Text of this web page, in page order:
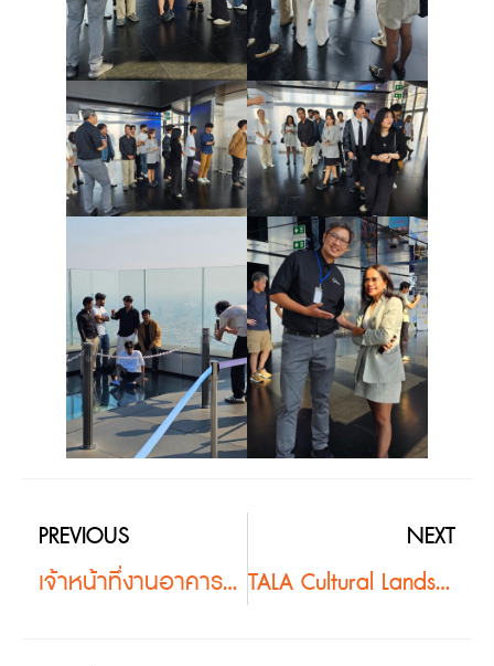
PREVIOUS
เจ้าหน้าทึ่งานอาคารและกายภาพ มหาวิทยาลัยสงขลานครินทร์ วิทยาเขตตรัง เดินทางศึกษาดูงานต่อ ณ อาคารคิงเพาเวอร์ มหานคร #2
NEXT
TALA Cultural Landscape Tour |Nakhon Pathom #2